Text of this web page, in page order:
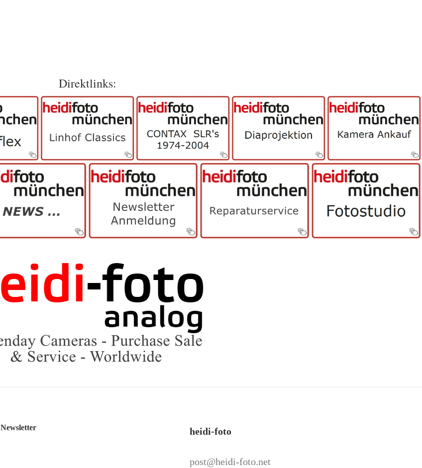
Direktlinks:
Newsletter heidi-foto
post@heidi-foto.net